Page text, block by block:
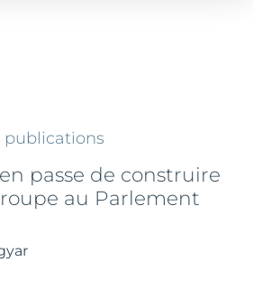
publications
passe de construire
au Parlement